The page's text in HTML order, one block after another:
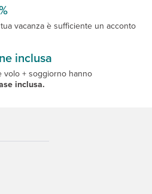
vacanza è sufficiente un acconto
inclusa
volo + soggiorno hanno
inclusa.